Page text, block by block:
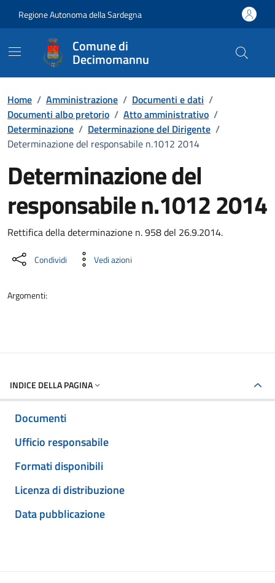
Regione Autonoma della Sardegna
Comune di
Decimomannu
Home / Amministrazione / Documenti e dati /
Documenti albo pretorio / Atto amministrativo /
Determinazione / Determinazione del Dirigente /
Determinazione del responsabile n.1012 2014
Determinazione del
responsabile n.1012 2014
Dettaglio del documento
Rettifica della determinazione n. 958 del 26.9.2014.
Condividi Vedi azioni
Argomenti:
INDICE DELLA PAGINA
Documenti
Ufficio responsabile
Formati disponibili
Licenza di distribuzione
Data pubblicazione